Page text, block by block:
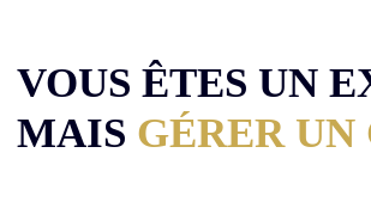
VOUS ÊTES UN
MAIS GÉRER